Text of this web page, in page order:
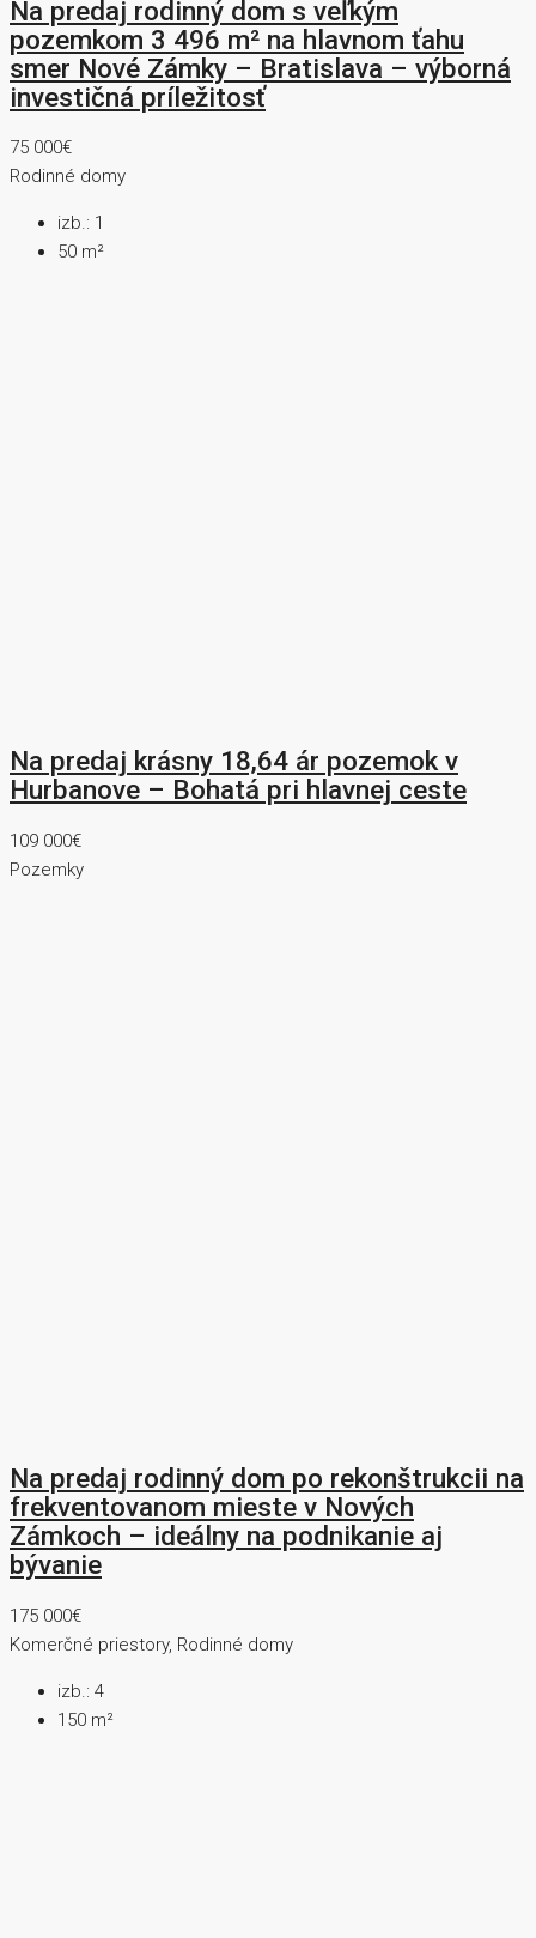
Na predaj rodinný dom s veľkým
pozemkom 3 496 m² na hlavnom ťahu
smer Nové Zámky – Bratislava – výborná
investičná príležitosť
75 000€
Rodinné domy
izb.: 1
50 m²
Na predaj krásny 18,64 ár pozemok v
Hurbanove – Bohatá pri hlavnej ceste
109 000€
Pozemky
Na predaj rodinný dom po rekonštrukcii na
frekventovanom mieste v Nových
Zámkoch – ideálny na podnikanie aj
bývanie
175 000€
Komerčné priestory, Rodinné domy
izb.: 4
150 m²